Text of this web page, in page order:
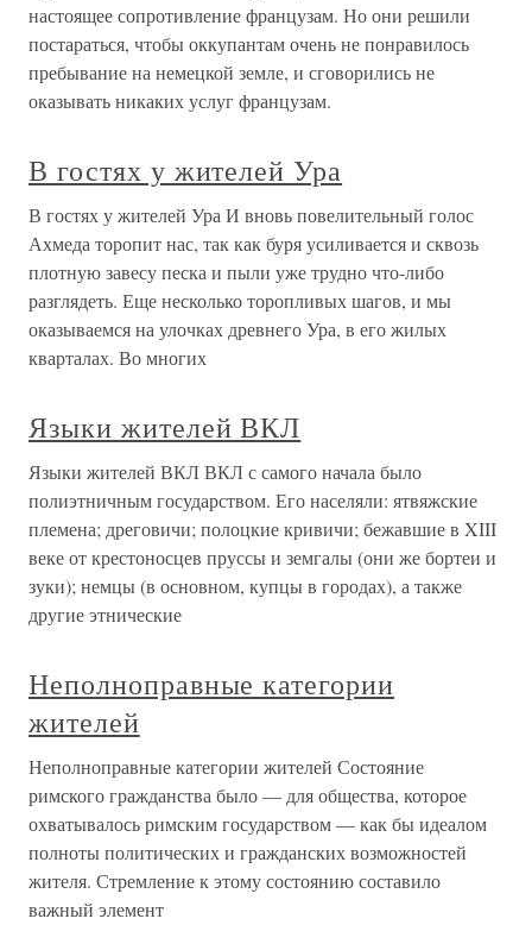
настоящее сопротивление французам. Но они решили
постараться, чтобы оккупантам очень не понравилось
пребывание на немецкой земле, и сговорились не
оказывать никаких услуг французам.
В гостях у жителей Ура
В гостях у жителей Ура И вновь повелительный голос
Ахмеда торопит нас, так как буря усиливается и сквозь
плотную завесу песка и пыли уже трудно что-либо
разглядеть. Еще несколько торопливых шагов, и мы
оказываемся на улочках древнего Ура, в его жилых
кварталах. Во многих
Языки жителей ВКЛ
Языки жителей ВКЛ ВКЛ с самого начала было
полиэтничным государством. Его населяли: ятвяжские
племена; дреговичи; полоцкие кривичи; бежавшие в XIII
веке от крестоносцев пруссы и земгалы (они же бортеи и
зуки); немцы (в основном, купцы в городах), а также
другие этнические
Неполноправные категории
жителей
Неполноправные категории жителей Состояние
римского гражданства было — для общества, которое
охватывалось римским государством — как бы идеалом
полноты политических и гражданских возможностей
жителя. Стремление к этому состоянию составило
важный элемент